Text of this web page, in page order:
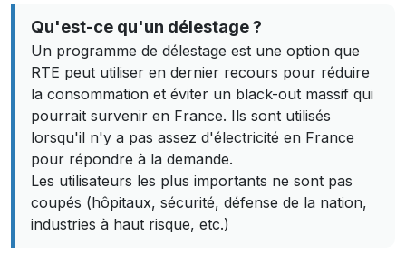
Qu'est-ce qu'un délestage ?
Un programme de délestage est une option que
RTE peut utiliser en dernier recours pour réduire
la consommation et éviter un black-out massif qui
pourrait survenir en France. Ils sont utilisés
lorsqu'il n'y a pas assez d'électricité en France
pour répondre à la demande.
Les utilisateurs les plus importants ne sont pas
coupés (hôpitaux, sécurité, défense de la nation,
industries à haut risque, etc.)